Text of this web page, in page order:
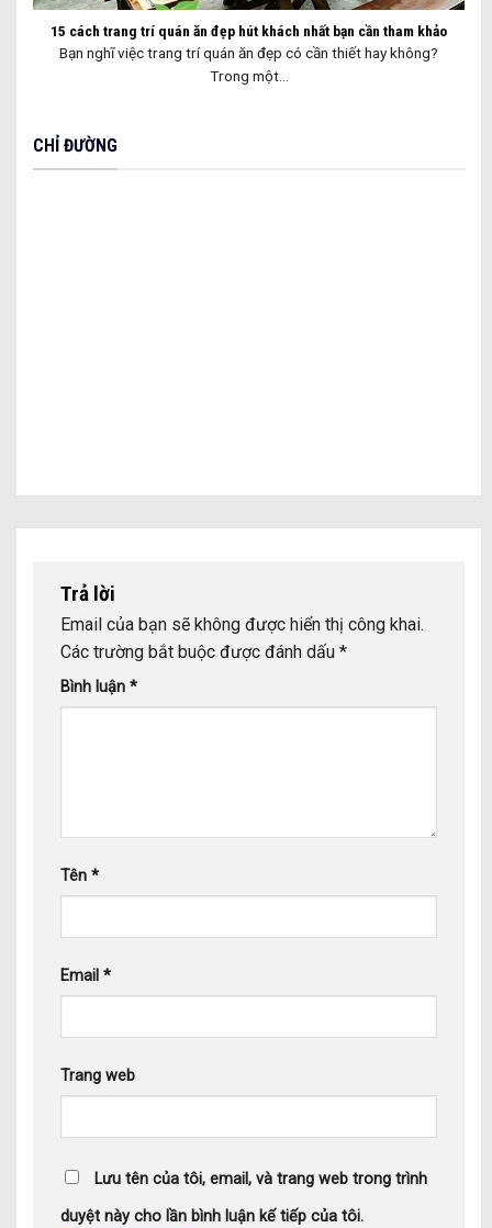
15 cách trang trí quán ăn đẹp hút khách nhất bạn cần tham khảo
Bạn nghĩ việc trang trí quán ăn đẹp có cần thiết hay không?
Trong một...
CHỈ ĐƯỜNG
Trả lời
Email của bạn sẽ không được hiển thị công khai.
Các trường bắt buộc được đánh dấu *
Bình luận *
Tên *
Email *
Trang web
Lưu tên của tôi, email, và trang web trong trình
duyệt này cho lần bình luận kế tiếp của tôi.